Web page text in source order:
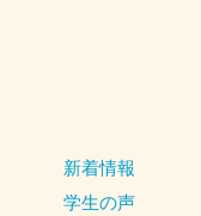
新着情報
学生の声